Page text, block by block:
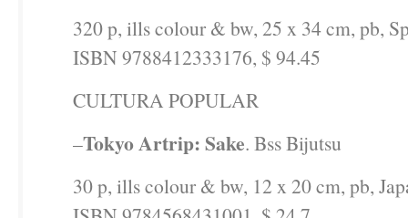
320 p, ills colour & bw, 25 x 34 cm, pb,
ISBN 9788412333176, $ 94.45
CULTURA POPULAR
–Tokyo Artrip: Sake. Bss Bijutsu
30 p, ills colour & bw, 12 x 20 cm, pb,